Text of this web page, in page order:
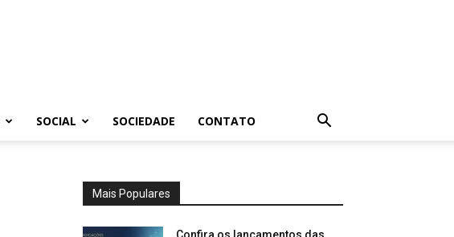
SOCIAL SOCIEDADE CONTATO
Mais Populares